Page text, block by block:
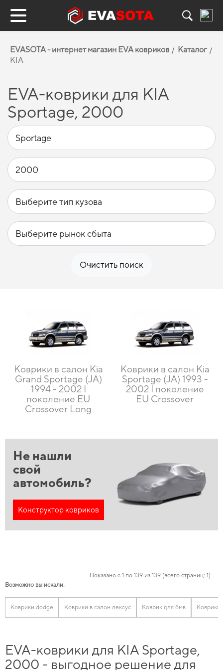
EVASOTA - интернет магазин EVA ковриков
Каталог
KIA
EVA-коврики для KIA
Sportage, 2000
Очистить поиск
Коврики в салон Kia
Grand Sportage (JA)
1994 - 2002 I
поколение EU
Crossover Long
Коврики в салон Kia
Sportage (JA) 1993 -
2002 I поколение
EU Crossover
Не нашли
свой
автомобиль?
Конструктор ковриков
Показано с 1 по 139 из 139 (всего страниц: 1)
Возможно вы искали:
Коврики dodge Коврики в салон лексус Коврик для бмв Коврики
EVA-коврики для KIA Sportage,
2000 - выгодное решение для